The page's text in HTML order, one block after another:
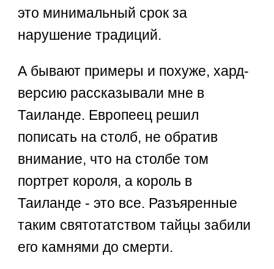
это минимальный срок за
нарушение традиций.
А бывают примеры и похуже, хард-
версию рассказывали мне в
Таиланде. Европеец решил
пописать на столб, не обратив
внимание, что на столбе том
портрет короля, а король в
Таиланде - это все. Разъяренные
таким святотатством тайцы забили
его камнями до смерти.